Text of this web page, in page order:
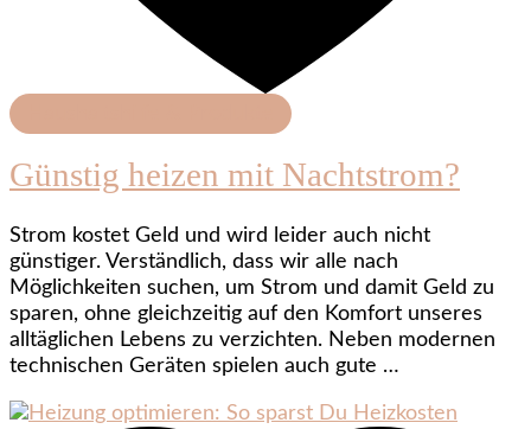
Günstig heizen mit Nachtstrom?
Strom kostet Geld und wird leider auch nicht
günstiger. Verständlich, dass wir alle nach
Möglichkeiten suchen, um Strom und damit Geld zu
sparen, ohne gleichzeitig auf den Komfort unseres
alltäglichen Lebens zu verzichten. Neben modernen
technischen Geräten spielen auch gute …